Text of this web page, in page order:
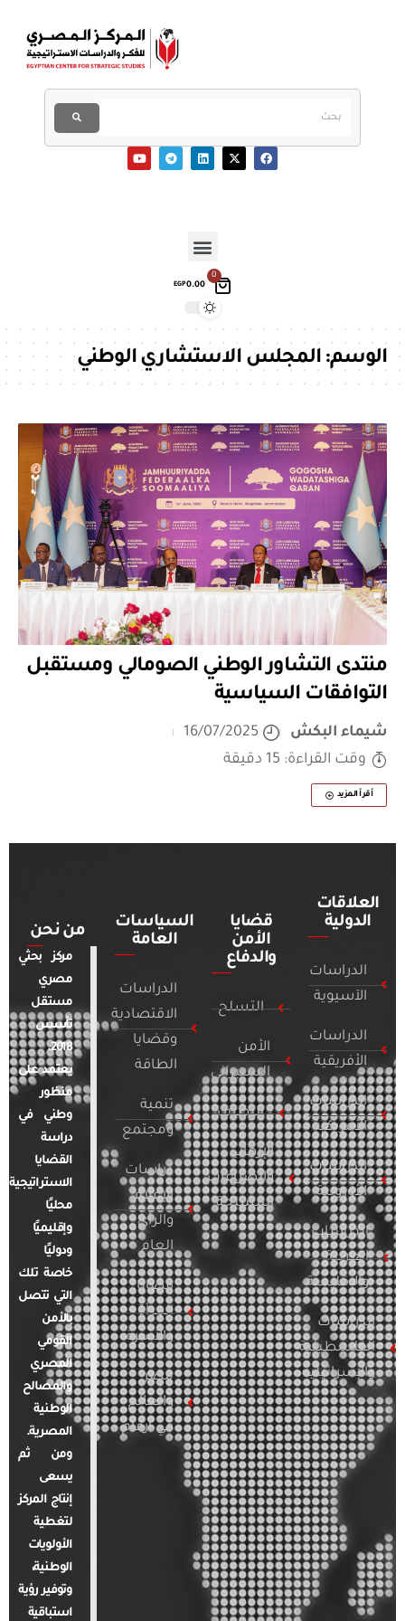
0
EGP0.00
الوسم:المجلس الاستشاري الوطني
منتدى التشاور الوطني الصومالي ومستقبل
التوافقات السياسية
شيماء البكش
16/07/2025
وقت القراءة: 15 دقيقة
أقرأ المزيد
العلاقات
الدولية
الدراسات
الآسيوية
الدراسات
الأفريقية
الدراسات
الأمريكية
الدراسات
الأوروبية
الدراسات
العربية
والإقليمية
الدراسات
الفلسطينية
والإسرائيلية
قضايا
الأمن
والدفاع
التسلح
الأمن
السيبراني
التطرف
الإرهاب
والصراعات
المسلحة
السياسات
العامة
الدراسات
الاقتصادية
وقضايا
الطاقة
تنمية
ومجتمع
دراسات
الإعلام
والرأي
العام
قضايا
المرأة
والأسرة
مصر
والعالم
في أرقام
من نحن
مركز بحثي
مصري
مستقل
تأسس
2018.
يعتمد على
منظور
وطني في
دراسة
القضايا
الاستراتيجية
محليًا
وإقليميًا
ودوليًا
خاصة تلك
التي تتصل
بالأمن
القومي
المصري
والمصالح
الوطنية
المصرية.
ومن ثم
يسعى
إنتاج المركز
لتغطية
الأولويات
الوطنية،
وتوفير رؤية
استباقية